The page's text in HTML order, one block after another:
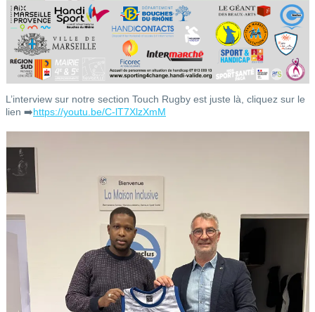
L’interview sur notre section Touch Rugby est juste là, cliquez sur le
lien ➡️https://youtu.be/C-lT7XlzXmM